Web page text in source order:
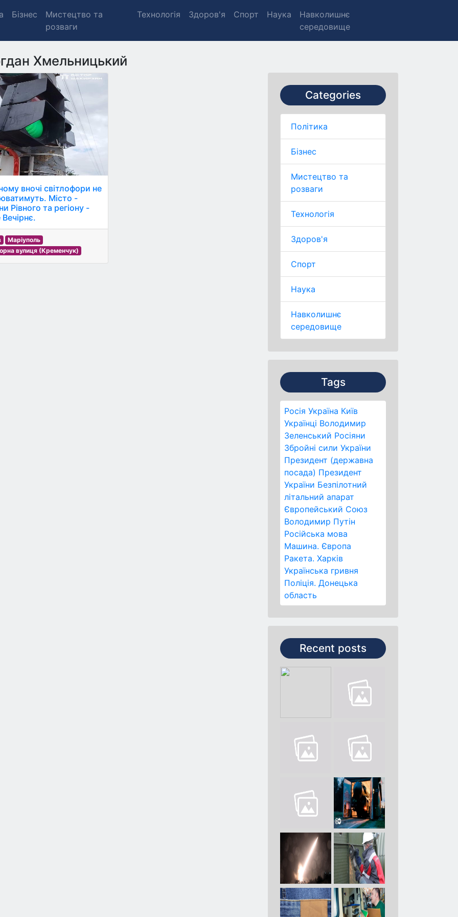
Бізнес
Мистецтво та
розваги
Технологія Здоров'я Спорт Наука
Навколишнє
середовище
Хмельницький
Categories
Політика
Бізнес
Мистецтво та
розваги
Технологія
Здоров'я
Спорт
Наука
Навколишнє
середовище
Tags
Росія Україна Київ
Українці Володимир
Зеленський Росіяни
Збройні сили України
Президент (державна
посада) Президент
України Безпілотний
літальний апарат
Європейський Союз
Володимир Путін
Російська мова
Машина. Європа
Ракета. Харків
Українська гривня
Поліція. Донецька
область
Recent posts
вночі світлофори не
Місто -
Рівного та регіону -
Вечірнє.
Маріуполь
вулиця (Кременчук)